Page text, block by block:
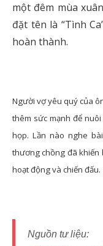
một đêm mùa
đặt tên là “Tình
hoàn thành.
Người vợ yêu quý của
thêm sức mạnh để
họp. Lần nào nghe
thương chồng đã khiến
hoạt động và chiến đấu.
Nguồn tư liệu: